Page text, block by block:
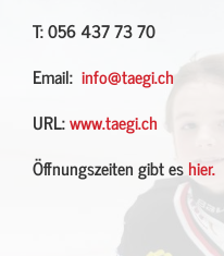
T: 056 437 73 70
Email: info@taegi.ch
URL:www.taegi.ch
Öffnungszeiten gibt eshier.